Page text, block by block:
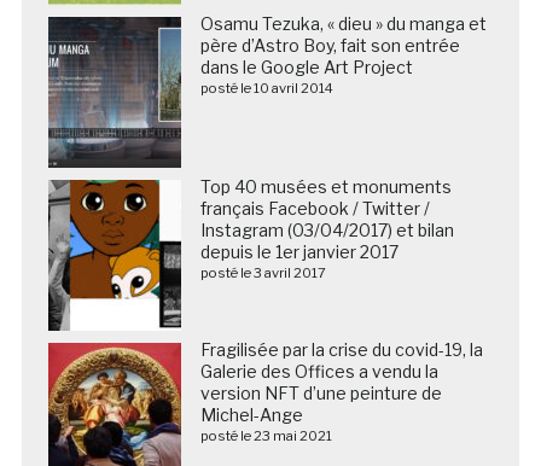
Osamu Tezuka, « dieu » du manga et
père d’Astro Boy, fait son entrée
dans le Google Art Project
posté le 10 avril 2014
Top 40 musées et monuments
français Facebook / Twitter /
Instagram (03/04/2017) et bilan
depuis le 1er janvier 2017
posté le 3 avril 2017
Fragilisée par la crise du covid-19, la
Galerie des Offices a vendu la
version NFT d’une peinture de
Michel-Ange
posté le 23 mai 2021